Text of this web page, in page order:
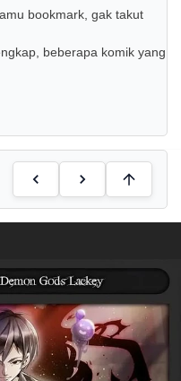
bookmark, gak takut
beberapa komik yang